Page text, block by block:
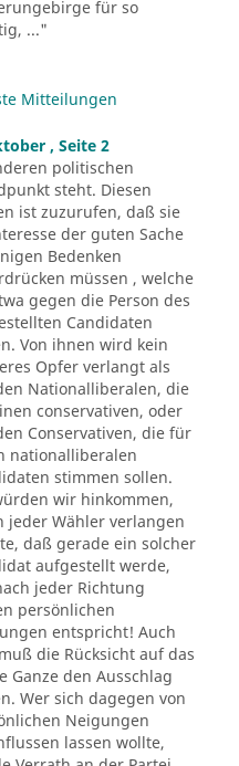
für so
..."
Mitteilungen
, Seite 2
politischen
steht. Diesen
ist zuzurufen, daß sie
der guten Sache
Bedenken
müssen , welche
gegen die Person des
Candidaten
Von ihnen wird kein
Opfer verlangt als
Nationalliberalen, die
conservativen, oder
Conservativen, die für
nationalliberalen
stimmen sollen.
wir hinkommen,
jeder Wähler verlangen
daß gerade ein solcher
aufgestellt werde,
jeder Richtung
persönlichen
entspricht! Auch
die Rücksicht auf das
Ganze den Ausschlag
Wer sich dagegen von
Neigungen
lassen wollte,